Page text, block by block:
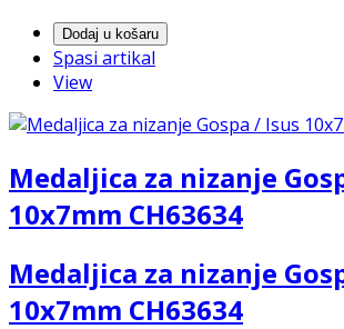
Dodaj u košaru
Spasi artikal
View
Medaljica za nizanje
10x7mm CH63634
Medaljica za nizanje
10x7mm CH63634